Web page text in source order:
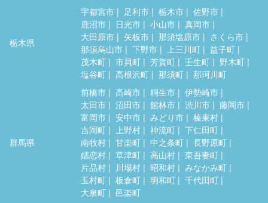
栃木県
宇都宮市 足利市 栃木市
佐野市
鹿沼市
日光市 小山市
真岡市
大田原市
矢板市 那須塩原市
さくら市
那須烏山市
下野市 上三川町
益子町
茂木町
市貝町 芳賀町 壬生町
野木町
塩谷町
高根沢町 那須町 那珂川町
群馬県
前橋市 高崎市 桐生市
伊勢崎市
太田市
沼田市 館林市 渋川市
藤岡市
富岡市
安中市 みどり市
榛東村
吉岡町
上野村 神流町
下仁田町
南牧村
甘楽町 中之条町
長野原町
嬬恋村
草津町 高山村
東吾妻町
片品村
川場村 昭和村
みなかみ町
玉村町
板倉町 明和町
千代田町
大泉町
邑楽町